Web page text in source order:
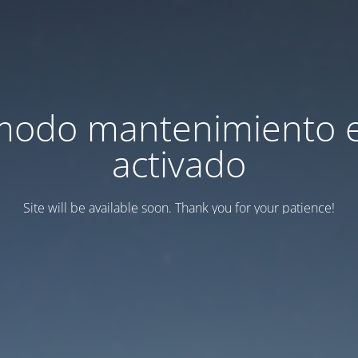
mantenimiento
activado
Site will be available soon. Thank you for your patience!